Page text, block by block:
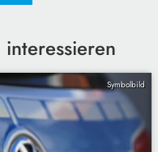
Symbolbild